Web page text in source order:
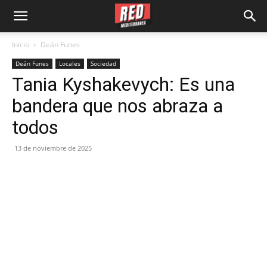
Inicio Deán Funes
Deán Funes Locales Sociedad
Tania Kyshakevych: Es una
bandera que nos abraza a
todos
13 de noviembre de 2025